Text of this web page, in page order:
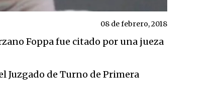
08 de febrero, 2018
Foppa fue citado por una jueza
Juzgado de Turno de Primera